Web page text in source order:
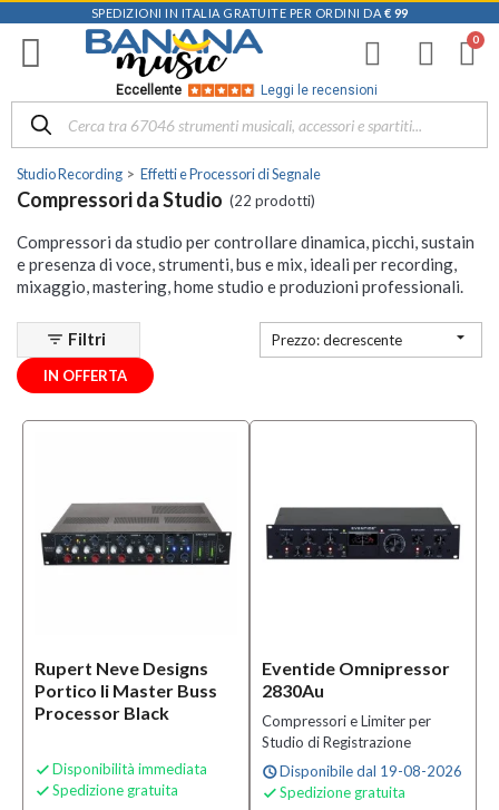
SPEDIZIONI IN ITALIA GRATUITE PER ORDINI DA € 99
Eccellente Leggi le recensioni
Studio Recording Effetti e Processori di Segnale
Compressori da Studio (22 prodotti)
Compressori da studio per controllare dinamica, picchi, sustain
e presenza di voce, strumenti, bus e mix, ideali per recording,
mixaggio, mastering, home studio e produzioni professionali.
Filtra
i
risultati
Disponibile
in
Negozio
| Altavilla
Vicentina
(1)
Marchio
Golden
Age
TUTTI
Tipologia
e Limiter per
Studio di
IN OFFERTA
filter_list Filtri Prezzo: decrescente 
Rupert Neve Designs
Portico Ii Master Buss
Processor Black
 Disponibilità immediata
 Spedizione gratuita
Eventide Omnipressor
2830Au
Compressori e Limiter per
Studio di Registrazione
scheduleDisponibile dal 19-08-2026
 Spedizione gratuita